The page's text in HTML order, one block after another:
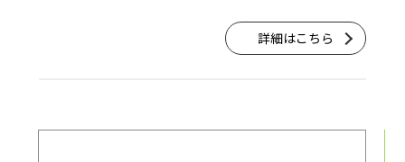
詳細はこちら